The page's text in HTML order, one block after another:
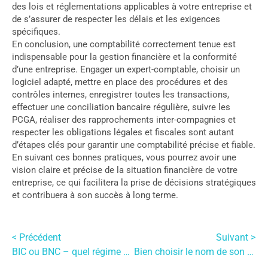
des lois et réglementations applicables à votre entreprise et
de s’assurer de respecter les délais et les exigences
spécifiques.
En conclusion, une comptabilité correctement tenue est
indispensable pour la gestion financière et la conformité
d’une entreprise. Engager un expert-comptable, choisir un
logiciel adapté, mettre en place des procédures et des
contrôles internes, enregistrer toutes les transactions,
effectuer une conciliation bancaire régulière, suivre les
PCGA, réaliser des rapprochements inter-compagnies et
respecter les obligations légales et fiscales sont autant
d’étapes clés pour garantir une comptabilité précise et fiable.
En suivant ces bonnes pratiques, vous pourrez avoir une
vision claire et précise de la situation financière de votre
entreprise, ce qui facilitera la prise de décisions stratégiques
et contribuera à son succès à long terme.
< Précédent
BIC ou BNC – quel régime choisir ?
Suivant >
Bien choisir le nom de son entreprise